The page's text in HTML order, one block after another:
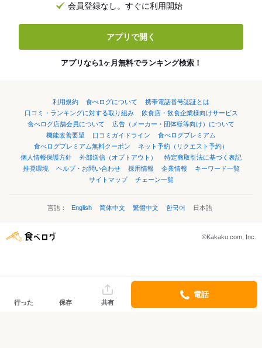
会員登録なし。すぐに利用開始
アプリで開く
アプリなら1ヶ月無料でランキング検索！
利用規約 食べログについて
携帯電話番号認証とは
口コミ・ランキングに対する取り組み
飲食店・飲食企業様向けサービス
食べログ店舗会員について
広告（メーカー・団体様等向け）について
機能改善要望
口コミガイドライン
食べログプレミアム
食べログプレミアム無料クーポン
ネット予約（リクエスト予約）
個人情報保護方針
外部送信（オプトアウト）
特定商取引法に基づく表記
推奨環境
ヘルプ・お問い合わせ 採用情報 企業情報
キーワード一覧
サイトマップ
チェーン一覧
言語： English 简体中文 繁體中文 한국어 日本語
©Kakaku.com, Inc.
行った 保存 共有
電話